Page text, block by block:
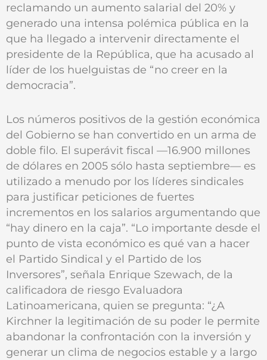
reclamando un aumento salarial del 20% y
generado una intensa polémica pública en la
que ha llegado a intervenir directamente el
presidente de la República, que ha acusado al
líder de los huelguistas de “no creer en la
democracia”.
Los números positivos de la gestión económica
del Gobierno se han convertido en un arma de
doble filo. El superávit fiscal —16.900 millones
de dólares en 2005 sólo hasta septiembre— es
utilizado a menudo por los líderes sindicales
para justificar peticiones de fuertes
incrementos en los salarios argumentando que
“hay dinero en la caja”. “Lo importante desde el
punto de vista económico es qué van a hacer
el Partido Sindical y el Partido de los
Inversores”, señala Enrique Szewach, de la
calificadora de riesgo Evaluadora
Latinoamericana, quien se pregunta: “¿A
Kirchner la legitimación de su poder le permite
abandonar la confrontación con la inversión y
generar un clima de negocios estable y a largo